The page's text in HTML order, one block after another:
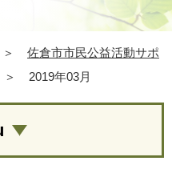
＞
佐倉市市民公益活動サポ
＞ 2019年03月